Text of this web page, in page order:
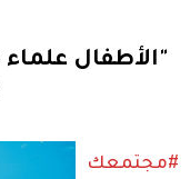
#مجتمعك